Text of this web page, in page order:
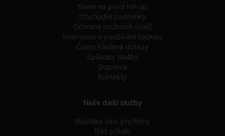
Sleva na první nákup
Obchodní podmínky
Ochrana osobních údajů
Informace o používání cookies
Často kladené dotazy
Způsoby platby
Doprava
Kontakty
Naše další služby
Nabídka vína pro firmy
Náš příběh